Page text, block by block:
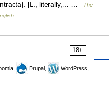
[L., literally,… …
The
18+
Drupal,
WordPress,